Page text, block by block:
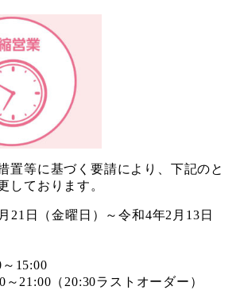
置等に基づく要請により、下記のと
しております。
21日（金曜日）～令和4年2月13日
15:00
（20:30ラストオーダー）